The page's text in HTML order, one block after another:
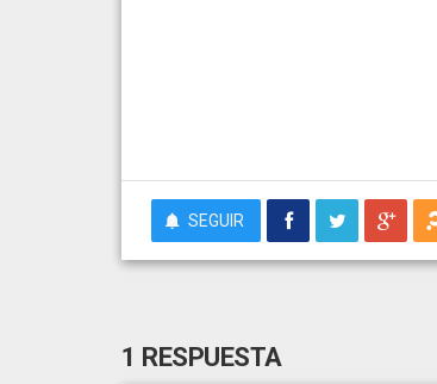
SEGUIR
1 RESPUESTA